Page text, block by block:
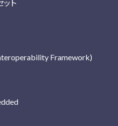
ト
Framework)